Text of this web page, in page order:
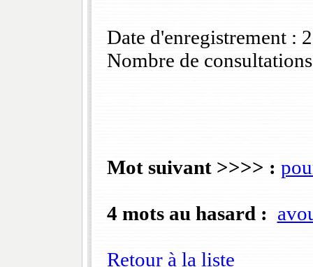
Date d'enregistrement :
Nombre de
Mot suivant >>>> :
4 mots au hasard :
Retour à la liste